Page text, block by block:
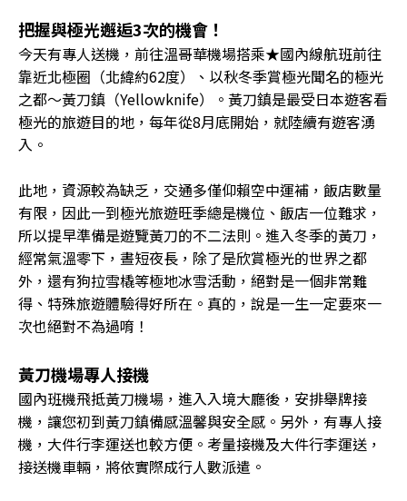
把握與極光邂逅3次的機會！
今天有專人送機，前往溫哥華機場搭乘★國內線航班前往
靠近北極圈（北緯約62度）、以秋冬季賞極光聞名的極光
之都〜黃刀鎮（Yellowknife）。黃刀鎮是最受日本遊客看
極光的旅遊目的地，每年從8月底開始，就陸續有遊客湧
入。
此地，資源較為缺乏，交通多僅仰賴空中運補，飯店數量
有限，因此一到極光旅遊旺季總是機位、飯店一位難求，
所以提早準備是遊覽黃刀的不二法則。進入冬季的黃刀，
經常氣溫零下，晝短夜長，除了是欣賞極光的世界之都
外，還有狗拉雪橇等極地冰雪活動，絕對是一個非常難
得、特殊旅遊體驗得好所在。真的，說是一生一定要來一
次也絕對不為過唷！
黃刀機場專人接機
國內班機飛抵黃刀機場，進入入境大廳後，安排舉牌接
機，讓您初到黃刀鎮備感溫馨與安全感。另外，有專人接
機，大件行李運送也較方便。考量接機及大件行李運送，
接送機車輛，將依實際成行人數派遣。